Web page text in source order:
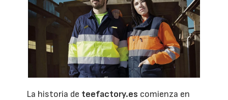
La historia de teefactory.es comienza en